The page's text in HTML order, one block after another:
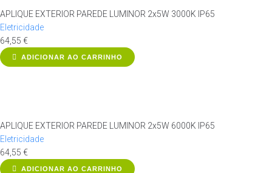
APLIQUE EXTERIOR PAREDE LUMINOR 2x5W 3000K IP65
Eletricidade
64,55 €
ADICIONAR AO CARRINHO
APLIQUE EXTERIOR PAREDE LUMINOR 2x5W 6000K IP65
Eletricidade
64,55 €
ADICIONAR AO CARRINHO